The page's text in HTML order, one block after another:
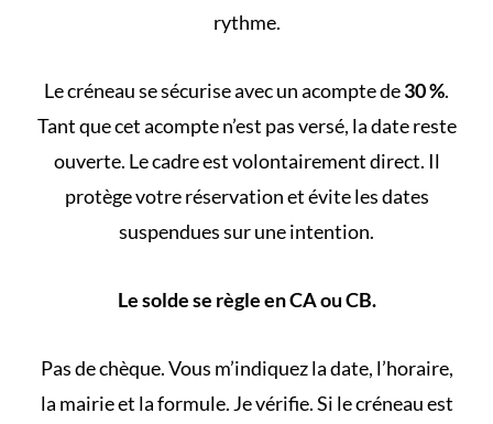
rythme.
Le créneau se sécurise avec un acompte de30 %.
Tant que cet acompte n’est pas versé, la date reste
ouverte. Le cadre est volontairement direct. Il
protège votre réservation et évite les dates
suspendues sur une intention.
Le solde se règle en CA ou CB.
Pas de chèque. Vous m’indiquez la date, l’horaire,
la mairie et la formule. Je vérifie. Si le créneau est